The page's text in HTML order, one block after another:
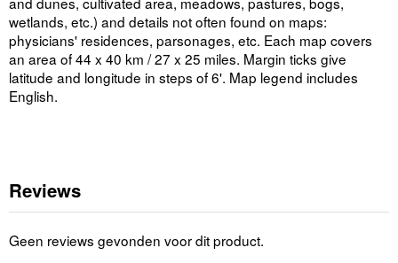
wetlands, etc.) and details not often found on maps:
physicians' residences, parsonages, etc. Each map covers
an area of 44 x 40 km / 27 x 25 miles. Margin ticks give
latitude and longitude in steps of 6'. Map legend includes
English.
Reviews
Geen reviews gevonden voor dit product.